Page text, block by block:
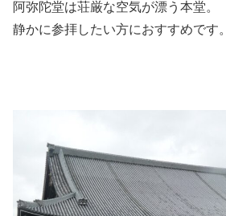
阿弥陀堂は荘厳な空気が漂う本堂。
静かに参拝したい方におすすめです。